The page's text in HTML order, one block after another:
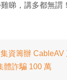
睇，講多都無謂！
資籌辦 CableAV
體詐騙 100 萬